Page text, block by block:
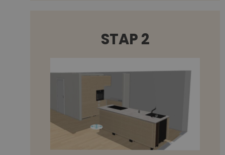
STAP 2